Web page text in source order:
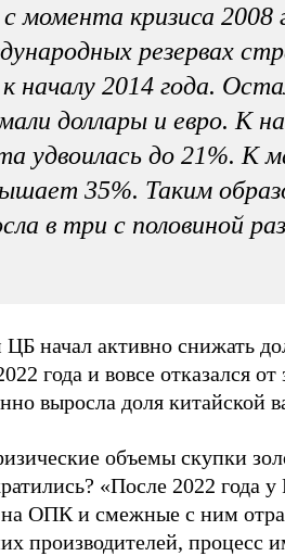
момента кризиса 2008
резервах
началу 2014 года.
доллары и евро. К
удвоилась до 21%. К
35%. Таким
в три с половиной
начал активно снижать
года и вовсе отказался
выросла доля китайской
объемы скупки
«После 2022 года
ОПК и смежные с ним
производителей, процесс